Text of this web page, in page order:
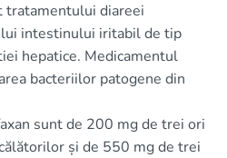
tratamentului diareei
intestinului iritabil de tip
hepatice. Medicamentul
bacteriilor patogene din
sunt de 200 mg de trei ori
și de 550 mg de trei